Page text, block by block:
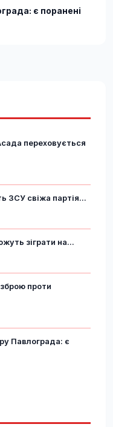
є поранені
переховується
ЗСУ свіжа партія...
зіграти на...
проти
Павлограда: є